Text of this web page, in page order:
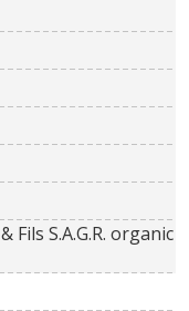
Fils S.A.G.R. organic